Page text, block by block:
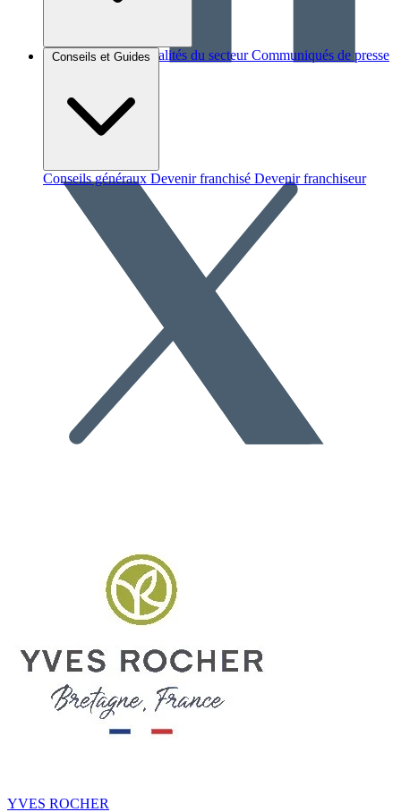
Brèves et actus Actualités du secteur Communiqués de presse
Conseils et Guides
Conseils généraux Devenir franchisé Devenir franchiseur
YVES ROCHER